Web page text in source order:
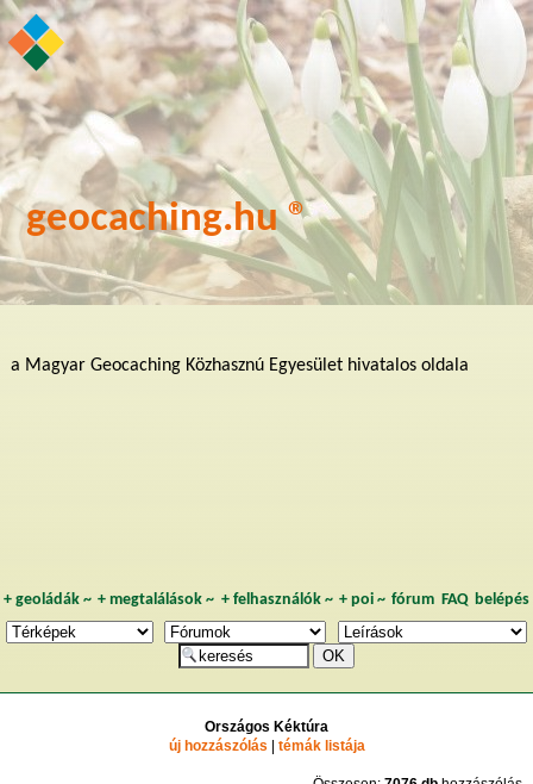
geocaching.hu ®
a Magyar Geocaching Közhasznú Egyesület hivatalos oldala
+ geoládák~ +megtalálások ~ + felhasználók~ + poi~ fórum FAQ belépés
Országos Kéktúra
új hozzászólás | témák listája